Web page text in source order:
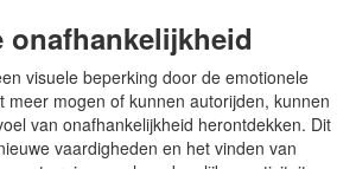
onafhankelijkheid
visuele beperking door de emotionele
meer mogen of kunnen autorijden, kunnen
van onafhankelijkheid herontdekken. Dit
vaardigheden en het vinden van